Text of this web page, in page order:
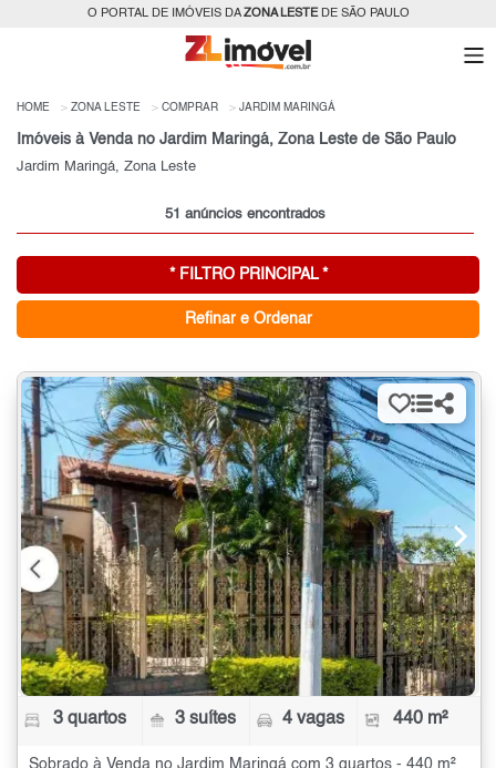
O PORTAL DE IMÓVEIS DAZONA LESTEDE SÃO PAULO
HOME ZONA LESTE COMPRAR JARDIM MARINGÁ
Imóveis à Venda no Jardim Maringá, Zona Leste de São Paulo
Jardim Maringá, Zona Leste
51 anúncios encontrados
* FILTRO PRINCIPAL *
Refinar e Ordenar
3 quartos 3 suítes 4 vagas 440 m²
Sobrado à Venda no Jardim Maringá com 3 quartos - 440 m²